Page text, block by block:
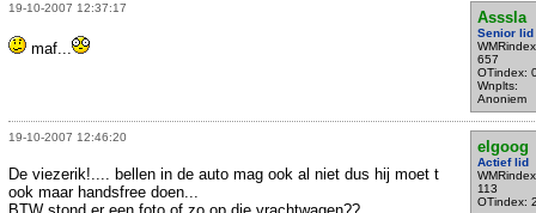
19-10-2007 12:37:17
Asssla
Senior lid
657
OTindex:
Wnplts:
Anoniem
maf...
19-10-2007 12:46:20
elgoog
Actief lid
113
OTindex:
De viezerik!.... bellen in de auto mag ook al niet dus hij moet t
ook maar handsfree doen...